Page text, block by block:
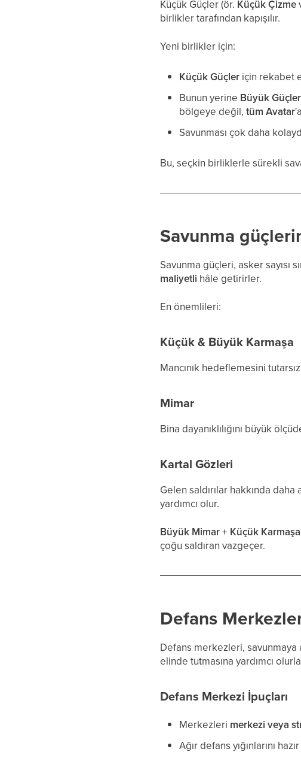
Küçük Güçler (ör. Küçük Çizme
birlikler tarafından kapışılır.
Yeni birlikler için:
Küçük Güçler için rekabet
Bunun yerine Büyük Güçler
bölgeye değil,tüm Avatar
Savunması çok daha
Bu, seçkin birliklerle sürekli
Savunma
Savunma güçleri, asker sayısı
maliyetli hâle getirirler.
En önemlileri:
Küçük & Büyük Karmaşa
Mancınık hedeflemesini
Mimar
Bina dayanıklılığını büyük
Kartal Gözleri
Gelen saldırılar hakkında
yardımcı olur.
Büyük Mimar + Küçük Karmaşa
çoğu saldıran vazgeçer.
Defans
Defans merkezleri,
elinde tutmasına yardımcı
Defans Merkezi İpuçları
Merkezleri merkezi veya
Ağır defans yığınlarını